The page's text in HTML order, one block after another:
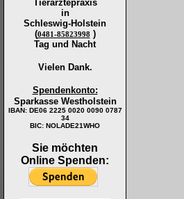
Tierärztepraxis
in
Schleswig-Holstein
(0481-85823998 )
Tag und Nacht
Vielen Dank.
Spendenkonto:
Sparkasse Westholstein
IBAN: DE06 2225 0020 0090 0787
34
BIC: NOLADE21WHO
Sie möchten
Online Spenden: